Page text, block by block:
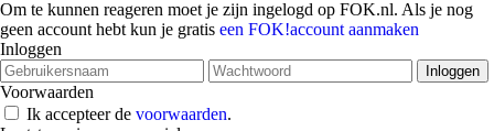
Om te kunnen reageren moet je zijn ingelogd op FOK.nl. Als je nog
geen account hebt kun je gratis een FOK!account aanmaken
Inloggen
Voorwaarden
Ik accepteer de voorwaarden.